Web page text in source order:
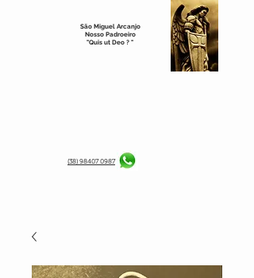
São Miguel Arcanjo
Nosso Padroeiro
"Quis ut Deo ? "
(38) 98407 0987